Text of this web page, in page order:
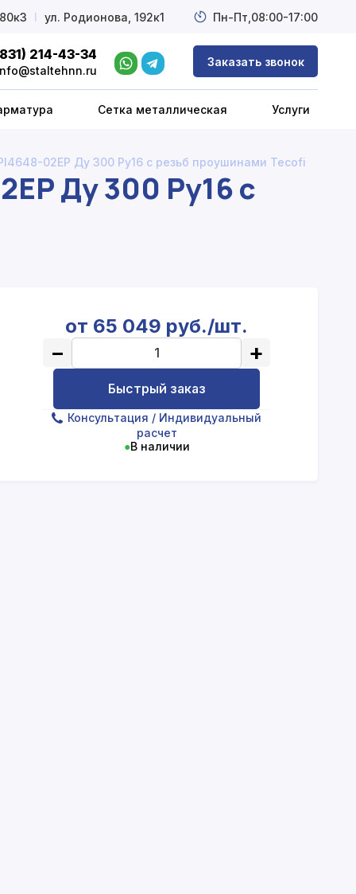
214-43-34 Заказать звонок
Сетка металлическая Услуги
l ул. Родионова, 192к1 Пн-Пт, 08:00-17:00
02EP Ду 300 Ру16 с резьб проушинами Tecofi
Ду 300 Ру16 с
от 65 049 руб./шт.
− +
Быстрый заказ
Консультация / Индивидуальный
расчет
●В наличии